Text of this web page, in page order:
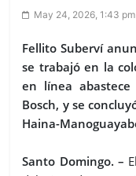
May 24, 2026, 1:43 pm
Fellito Suberví
se trabajó en la
en línea
Bosch, y se
Haina-
Santo Domingo. –